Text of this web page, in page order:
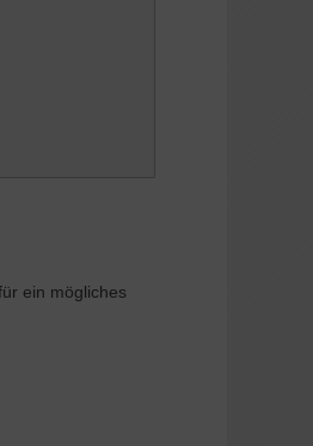
ein mögliches